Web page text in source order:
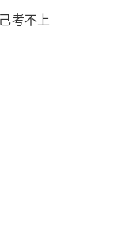
考不上